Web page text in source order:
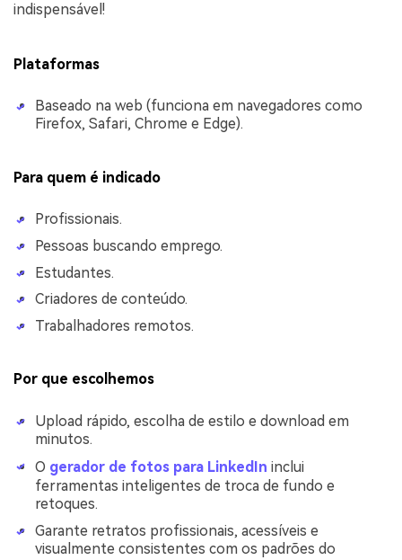
indispensável!
Plataformas
Baseado na web (funciona em navegadores como
Firefox, Safari, Chrome e Edge).
Para quem é indicado
Profissionais.
Pessoas buscando emprego.
Estudantes.
Criadores de conteúdo.
Trabalhadores remotos.
Por que escolhemos
Upload rápido, escolha de estilo e download em
minutos.
O gerador de fotos para LinkedIn inclui
ferramentas inteligentes de troca de fundo e
retoques.
Garante retratos profissionais, acessíveis e
visualmente consistentes com os padrões do